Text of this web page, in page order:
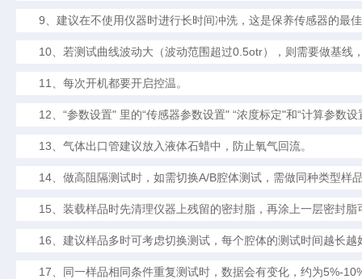
9、建议在不使用仪器时进行长时间冲洗，这是保养传感器的最
10、若测试曲线波动大（波动范围超过0.5otr），则需要做基线
11 、每次开机都要开启控温。
12、 “参数设置" 里的“传感器参数设置" “浓度标定"和“计算参数设
13、气体出口管建议放入液体石蜡中，防止氧气回流。
14、做高阻隔测试时，如需切换A/B腔体测试，需做同种类型样
15、装载样品时先清理仪器上残留的密封脂，再涂上一层密封脂
16、建议样品多时可考虑切换测试，每个腔体的测试时间越长越
17、同一样品相同条件重复测试时，数据会有变化，约为5%-